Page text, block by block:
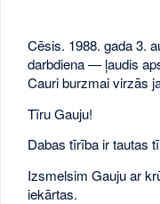
Cēsis. 1988. gada 3.
darbdiena — ļaudis
Cauri burzmai virzās
Tīru Gauju!
Dabas tīrība ir tautas
Izsmelsim Gauju ar
iekārtas.